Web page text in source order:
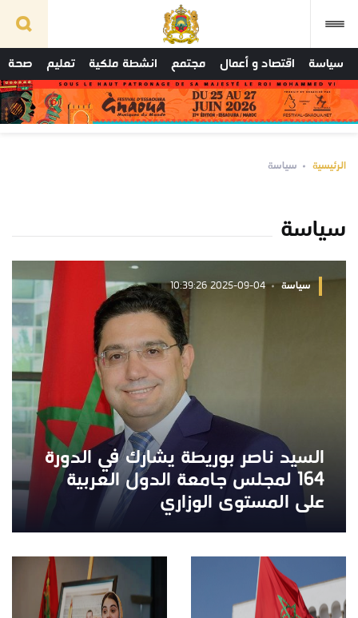
سياسة اقتصاد و أعمال مجتمع انشطة ملكية تعليم صحة
الرئيسية سياسة
سياسة
سياسة 2025-09-04 10:39:26
السيد ناصر بوريطة يشارك في الدورة
164 لمجلس جامعة الدول العربية
على المستوى الوزاري